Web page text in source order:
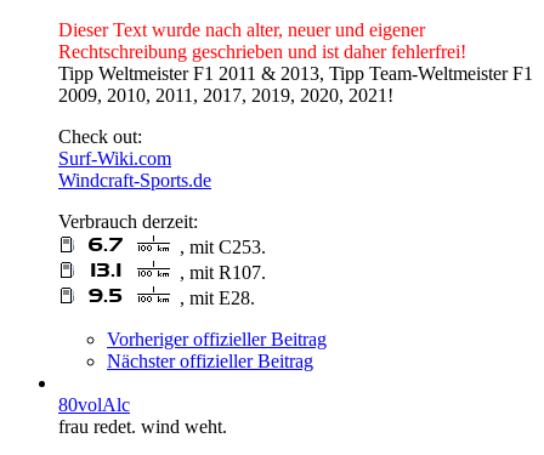
Dieser Text wurde nach alter, neuer und eigener
Rechtschreibung geschrieben und ist daher fehlerfrei!
Tipp Weltmeister F1 2011 & 2013, Tipp Team-Weltmeister F1
2009, 2010, 2011, 2017, 2019, 2020, 2021!
Check out:
Surf-Wiki.com
Windcraft-Sports.de
Verbrauch derzeit:
, mit C253.
, mit R107.
, mit E28.
Vorheriger offizieller Beitrag
Nächster offizieller Beitrag
80volAlc
frau redet. wind weht.